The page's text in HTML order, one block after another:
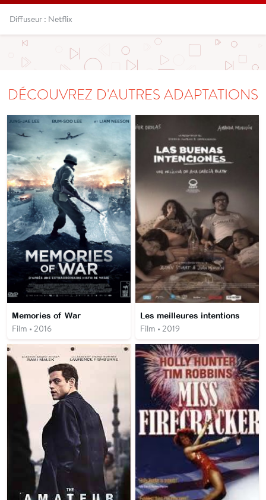
Diffuseur : Netflix
DÉCOUVREZ D'AUTRES ADAPTATIONS
Memories of War
Film • 2016
Les meilleures intentions
Film • 2019